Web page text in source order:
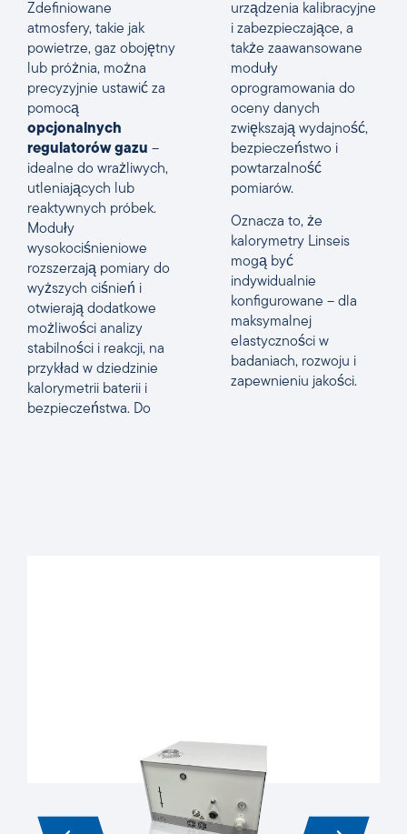
Zdefiniowane
atmosfery, takie jak
powietrze, gaz obojętny
lub próżnia, można
precyzyjnie ustawić za
pomocą
opcjonalnych
regulatorów gazu –
idealne do wrażliwych,
utleniających lub
reaktywnych próbek.
Moduły
wysokociśnieniowe
rozszerzają pomiary do
wyższych ciśnień i
otwierają dodatkowe
możliwości analizy
stabilności i reakcji, na
przykład w dziedzinie
kalorymetrii baterii i
bezpieczeństwa. Do
urządzenia kalibracyjne
i zabezpieczające, a
także zaawansowane
moduły
oprogramowania do
oceny danych
zwiększają wydajność,
bezpieczeństwo i
powtarzalność
pomiarów.
Oznacza to, że
kalorymetry Linseis
mogą być
indywidualnie
konfigurowane – dla
maksymalnej
elastyczności w
badaniach, rozwoju i
zapewnieniu jakości.